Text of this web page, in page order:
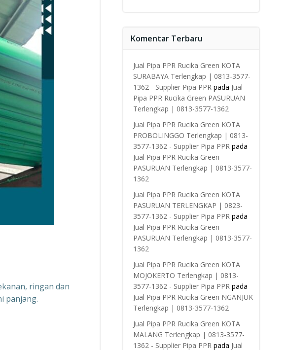
ringan dan
panjang.
Komentar Terbaru
Jual Pipa PPR Rucika Green KOTA
SURABAYA Terlengkap | 0813-3577-
1362 - Supplier Pipa PPRpada Jual
Pipa PPR Rucika Green PASURUAN
Terlengkap | 0813-3577-1362
Jual Pipa PPR Rucika Green KOTA
PROBOLINGGO Terlengkap | 0813-
3577-1362 - Supplier Pipa PPRpada
Jual Pipa PPR Rucika Green
PASURUAN Terlengkap | 0813-3577-
1362
Jual Pipa PPR Rucika Green KOTA
PASURUAN TERLENGKAP | 0823-
3577-1362 - Supplier Pipa PPRpada
Jual Pipa PPR Rucika Green
PASURUAN Terlengkap | 0813-3577-
1362
Jual Pipa PPR Rucika Green KOTA
MOJOKERTO Terlengkap | 0813-
3577-1362 - Supplier Pipa PPRpada
Jual Pipa PPR Rucika Green NGANJUK
Terlengkap | 0813-3577-1362
Jual Pipa PPR Rucika Green KOTA
MALANG Terlengkap | 0813-3577-
1362 - Supplier Pipa PPRpada Jual